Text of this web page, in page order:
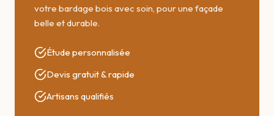
votre bardage bois avec soin, pour une façade
belle et durable.
Étude personnalisée
Devis gratuit & rapide
Artisans qualifiés